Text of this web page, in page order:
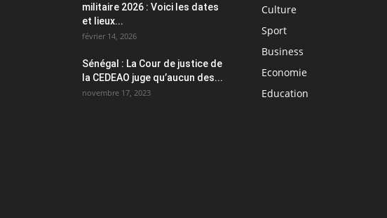
militaire 2026 : Voici les dates
et lieux...
février 14, 2026
Sénégal : La Cour de justice de
la CEDEAO juge qu’aucun des...
novembre 17, 2023
Culture
Sport
Business
Economie
Education